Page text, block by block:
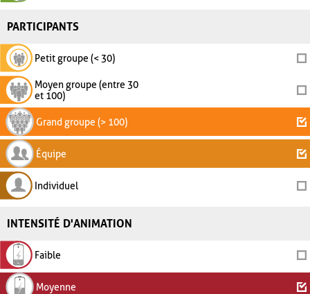
PARTICIPANTS
Petit groupe (< 30)
Moyen groupe (entre 30
et 100)
Grand groupe (> 100)
Équipe
Individuel
INTENSITÉ D'ANIMATION
Faible
Moyenne